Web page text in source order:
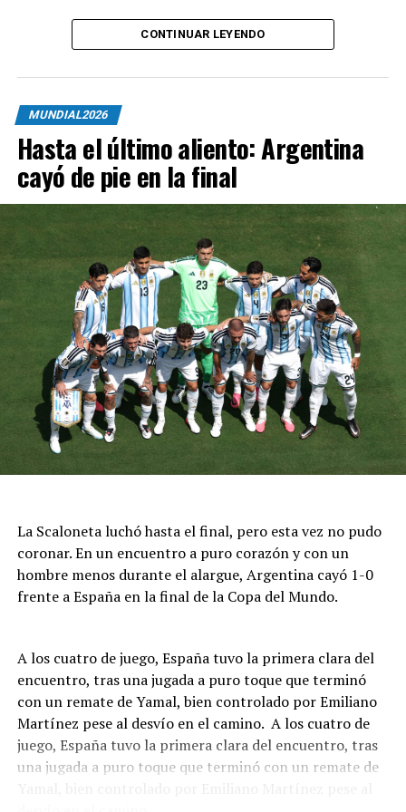
CONTINUAR LEYENDO
MUNDIAL2026
Hasta el último aliento: Argentina
cayó de pie en la final
La Scaloneta luchó hasta el final, pero esta vez no pudo
coronar. En un encuentro a puro corazón y con un
hombre menos durante el alargue, Argentina cayó 1-0
frente a España en la final de la Copa del Mundo.
A los cuatro de juego, España tuvo la primera clara del
encuentro, tras una jugada a puro toque que terminó
con un remate de Yamal, bien controlado por Emiliano
Martínez pese al desvío en el camino. A los cuatro de
juego, España tuvo la primera clara del encuentro, tras
una jugada a puro toque que terminó con un remate de